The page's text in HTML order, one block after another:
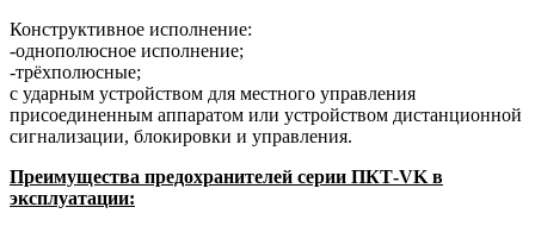
Конструктивное исполнение:
-однополюсное исполнение;
-трёхполюсные;
с ударным устройством для местного управления
присоединенным аппаратом или устройством дистанционной
сигнализации, блокировки и управления.
Преимущества предохранителей серии ПКТ-VK в
эксплуатации: